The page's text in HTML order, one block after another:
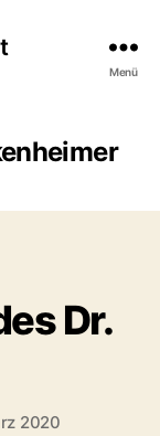
Menü
Dr.
2020